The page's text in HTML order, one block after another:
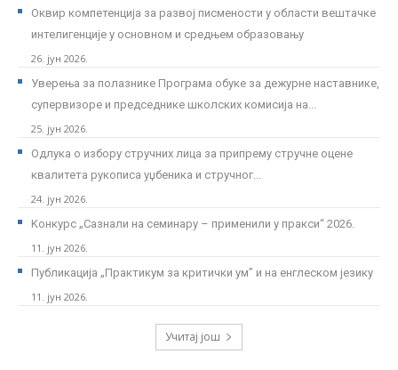
Оквир компетенција за развој писмености у области вештачке
интелигенције у основном и средњем образовању
26. јун 2026.
Уверења за полазнике Програмa обуке за дежурне наставнике,
супервизоре и председнике школских комисија на...
25. јун 2026.
Одлука о избору стручних лица за припрему стручне оцене
квалитета рукописа уџбеника и стручног...
24. јун 2026.
Kонкурс „Сазнали на семинару – применили у пракси“ 2026.
11. јун 2026.
Публикација „Практикум за критички ум” и на енглеском језику
11. јун 2026.
Учитај још